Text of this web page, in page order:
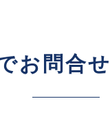
お問合